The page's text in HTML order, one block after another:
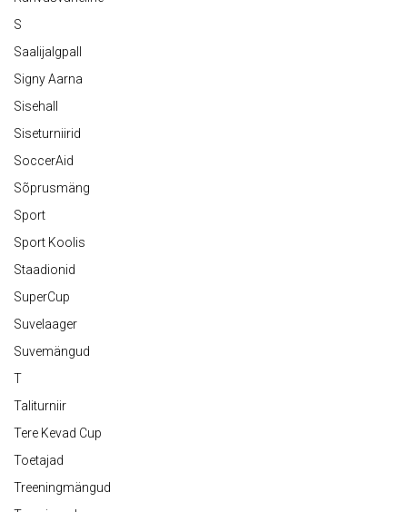
S
Saalijalgpall
Signy Aarna
Sisehall
Siseturniirid
SoccerAid
Sõprusmäng
Sport
Sport Koolis
Staadionid
SuperCup
Suvelaager
Suvemängud
T
Taliturniir
Tere Kevad Cup
Toetajad
Treeningmängud